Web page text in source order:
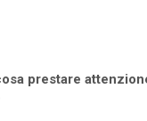
prestare